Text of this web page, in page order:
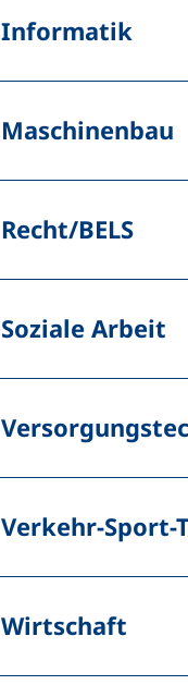
Informatik
Maschinenbau
Recht/BELS
Soziale Arbeit
Verkehr-Sport-
Wirtschaft